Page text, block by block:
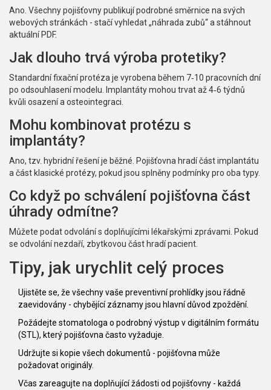
Ano. Všechny pojišťovny publikují podrobné směrnice na svých
webových stránkách - stačí vyhledat „náhrada zubů“ a stáhnout
aktuální PDF.
Jak dlouho trvá výroba protetiky?
Standardní fixační protéza je vyrobena během 7‑10 pracovních dní
po odsouhlasení modelu. Implantáty mohou trvat až 4‑6 týdnů
kvůli osazení a osteointegraci.
Mohu kombinovat protézu s
implantáty?
Ano, tzv. hybridní řešení je běžné. Pojišťovna hradí část implantátu
a část klasické protézy, pokud jsou splněny podmínky pro oba typy.
Co když po schválení pojišťovna část
úhrady odmítne?
Můžete podat odvolání s doplňujícími lékařskými zprávami. Pokud
se odvolání nezdaří, zbytkovou část hradí pacient.
Tipy, jak urychlit celý proces
Ujistěte se, že všechny vaše preventivní prohlídky jsou řádně
zaevidovány - chybějící záznamy jsou hlavní důvod zpoždění.
Požádejte stomatologa o podrobný výstup v digitálním formátu
(STL), který pojišťovna často vyžaduje.
Udržujte si kopie všech dokumentů - pojišťovna může
požadovat originály.
Včas zareagujte na doplňující žádosti od pojišťovny - každá